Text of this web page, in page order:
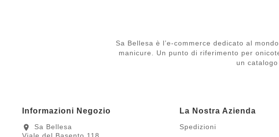
Sa Bellesa è l’e-commerce dedicato al
manicure. Un punto di riferimento per
un
Informazioni Negozio
location_on
Sa Bellesa
La Nostra Azienda
Spedizioni